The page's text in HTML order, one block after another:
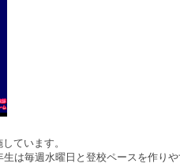
ています。
は毎週水曜日と登校ペースを作り